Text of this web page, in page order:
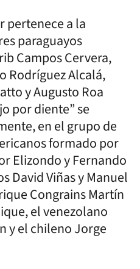
pertenece a la
paraguayos
Campos Cervera,
Rodríguez Alcalá,
y Augusto Roa
por diente” se
en el grupo de
formado por
Elizondo y Fernando
David Viñas y Manuel
Congrains Martín
el venezolano
y el chileno Jorge